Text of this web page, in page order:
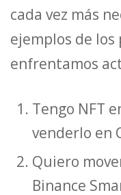
cada vez más
ejemplos de
enfrentamos
Tengo NFT
venderlo en
Quiero
Binance